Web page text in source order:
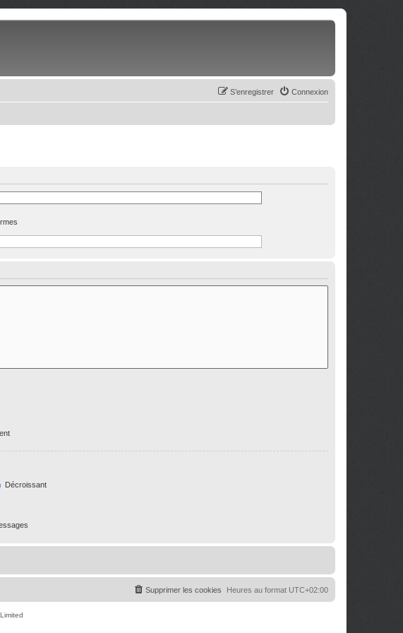
Connexion
S’enregistrer
Décroissant
Heures au format UTC+02:00
Supprimer les cookies